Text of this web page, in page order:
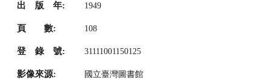
出 版 年: 1949
頁 數: 108
登 錄 號: 31111001150125
影像來源: 國立臺灣圖書館